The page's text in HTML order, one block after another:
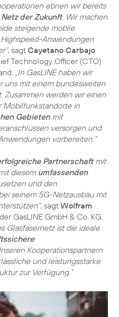
ebnen wir bereits
der Zukunft. Wir machen
steigende mobile
Anwendungen
, sagt Cayetano Carbajo
Technology Officer (CTO)
„In GasLINE haben wir
uns mit einem bundesweiten
Zusammen werden wir einen
Mobilfunkstandorte in
Gebietenmit
versorgen und
vorbereiten.“
Partnerschaftmit
diesem umfassenden
und den
seinem 5G-Netzausbau mit
, sagt Wolfram
GasLINE GmbH & Co. KG.
Glasfasernetz ist die ideale
Kooperationspartnern
und leistungsstarke
zur Verfügung.“